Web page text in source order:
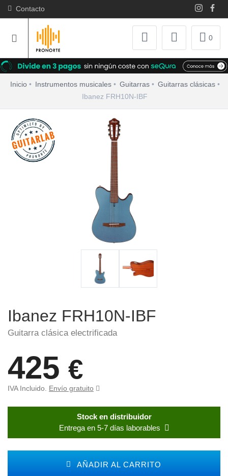
Contacto
0
Inicio Instrumentos musicales Guitarras
Guitarras clásicas
Ibanez FRH10N-IBF
Ibanez FRH10N-IBF
Guitarra clásica electrificada
425 €
IVA Incluido. Envío gratuito
Stock en distribuidor
Entrega en 5-7 días laborables
AÑADIR AL CARRITO